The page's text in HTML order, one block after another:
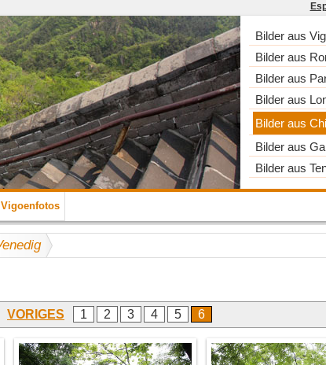
Bilder aus
Bilder aus
Bilder aus
Bilder aus
Bilder aus
Bilder aus
Bilder aus
Vigoenfotos
VORIGES 1 2 3 4 5 6